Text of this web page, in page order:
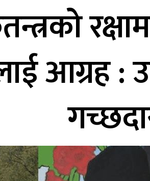
आग्रह :